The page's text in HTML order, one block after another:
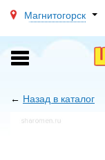
Магнитогорск
Toggle
navigation
← Назад в каталог